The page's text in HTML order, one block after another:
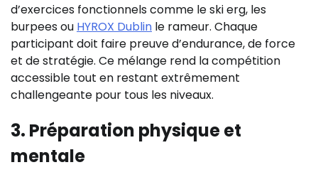
d’exercices fonctionnels comme le ski erg, les
burpees ou HYROX Dublin le rameur. Chaque
participant doit faire preuve d’endurance, de force
et de stratégie. Ce mélange rend la compétition
accessible tout en restant extrêmement
challengeante pour tous les niveaux.
3. Préparation physique et
mentale